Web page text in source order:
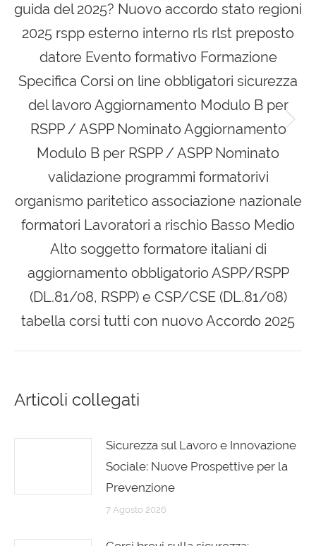
Next
post:
guida del 2025? Nuovo accordo stato regioni
2025 rspp esterno interno rls rlst preposto
datore Evento formativo Formazione
Specifica Corsi on line obbligatori sicurezza
del lavoro Aggiornamento Modulo B per
RSPP / ASPP Nominato Aggiornamento
Modulo B per RSPP / ASPP Nominato
validazione programmi formatorivi
organismo paritetico associazione nazionale
formatori Lavoratori a rischio Basso Medio
Alto soggetto formatore italiani di
aggiornamento obbligatorio ASPP/RSPP
(DL.81/08, RSPP) e CSP/CSE (DL.81/08)
tabella corsi tutti con nuovo Accordo 2025
Articoli collegati
Sicurezza sul Lavoro e Innovazione
Sociale: Nuove Prospettive per la
Prevenzione
7 Agosto 2026